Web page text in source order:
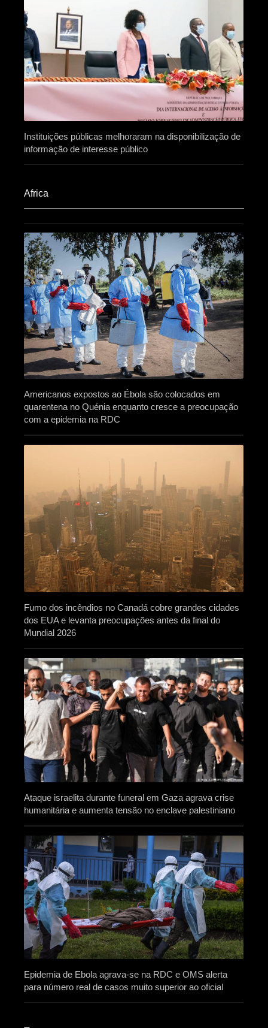
Instituições públicas melhoraram na disponibilização de
informação de interesse público
Africa​
Americanos expostos ao Ébola são colocados em
quarentena no Quénia enquanto cresce a preocupação
com a epidemia na RDC
Fumo dos incêndios no Canadá cobre grandes cidades
dos EUA e levanta preocupações antes da final do
Mundial 2026
Ataque israelita durante funeral em Gaza agrava crise
humanitária e aumenta tensão no enclave palestiniano
Epidemia de Ebola agrava-se na RDC e OMS alerta
para número real de casos muito superior ao oficial